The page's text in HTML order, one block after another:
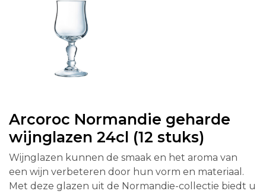
Arcoroc Normandie geharde
wijnglazen 24cl (12 stuks)
Wijnglazen kunnen de smaak en het aroma van
een wijn verbeteren door hun vorm en materiaal.
Met deze glazen uit de Normandie-collectie biedt u